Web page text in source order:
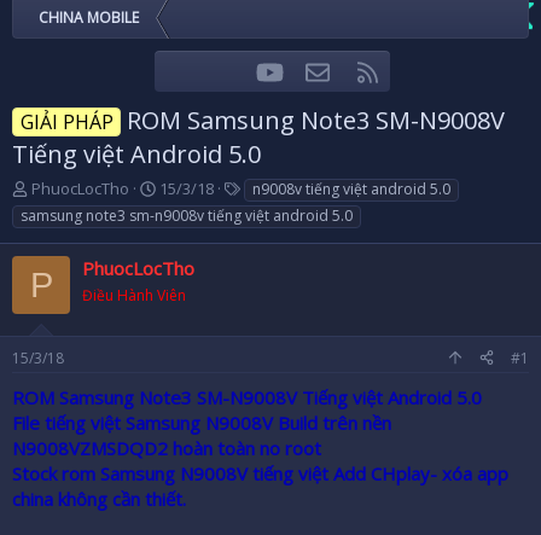
CHINA MOBILE
FacebookTwitteryoutubeLiên hệ
GIẢI PHÁP
ROM Samsung Note3 SM-N9008V
Tiếng việt Android 5.0
T
h
r
e
a
d
s
t
a
t
e
r
PhuocLocTho
N
g
à
g
ử
15/3/18
T
a
g
n9008v tiếng việt android 5.0
samsung note3 sm-n9008v tiếng việt android 5.0
P PhuocLocTho
Điều Hành Viên
15/3/18 #1
ROM Samsung Note3 SM-N9008V Tiếng việt Android 5.0
File tiếng việt Samsung N9008V Build trên nền
N9008VZMSDQD2 hoàn toàn no root
Stock rom Samsung N9008V tiếng việt Add CHplay- xóa app
china không cần thiết.